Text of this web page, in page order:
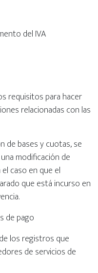
del IVA
requisitos para hacer
relacionadas con las
de bases y cuotas, se
modificación de
caso en que el
que está incurso en
de pago
los registros que
de servicios de